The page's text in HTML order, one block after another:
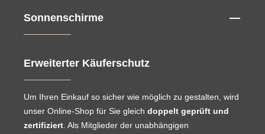
Sonnenschirme
Erweiterter Käuferschutz
Um Ihren Einkauf so sicher wie möglich zu gestalten, wird
unser Online-Shop für Sie gleich doppelt geprüft und
zertifiziert. Als Mitglieder der unabhängigen